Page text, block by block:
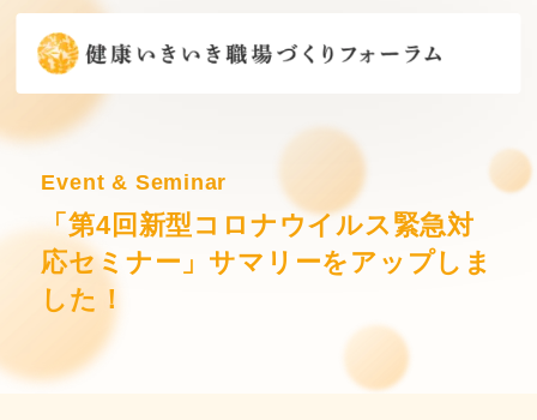
Event & Seminar
「第4回新型コロナウイルス緊急対
応セミナー」サマリーをアップしま
した！